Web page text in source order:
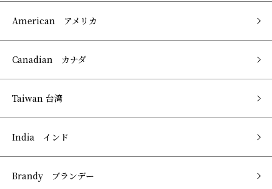
American アメリカ
Canadian カナダ
Taiwan 台湾
India インド
Brandy ブランデー